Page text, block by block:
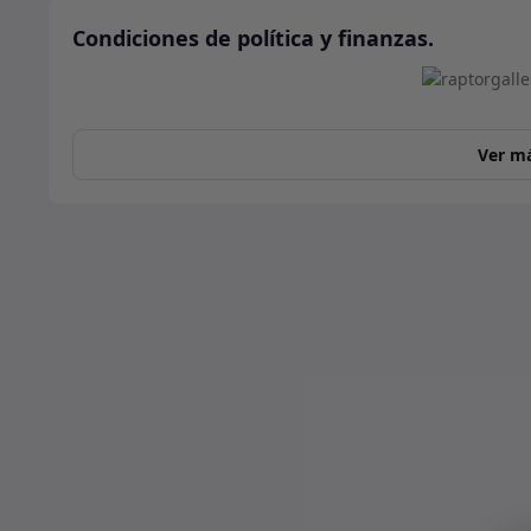
Condiciones de política y finanzas.
Ver